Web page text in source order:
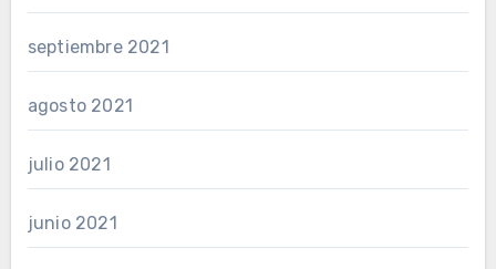
septiembre 2021
agosto 2021
julio 2021
junio 2021